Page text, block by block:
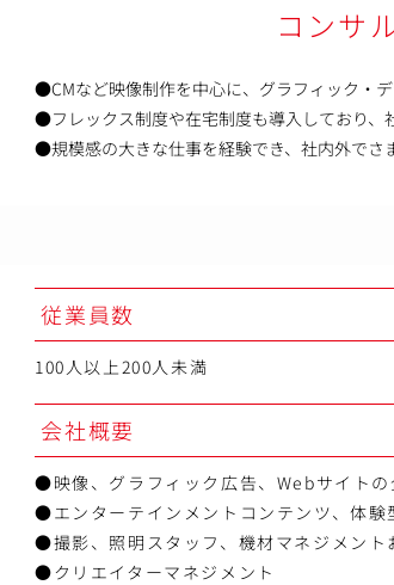
コンサ
●CMなど映像制作を中心に、グラフィック・
●フレックス制度や在宅制度も導入しており、
●規模感の大きな仕事を経験でき、社内外でさ
従業員数
100人以上200人未満
会社概要
●映像、グラフィック広告、Webサイトの
●エンターテインメントコンテンツ、体験
●撮影、照明スタッフ、機材マネジメント
●クリエイターマネジメント